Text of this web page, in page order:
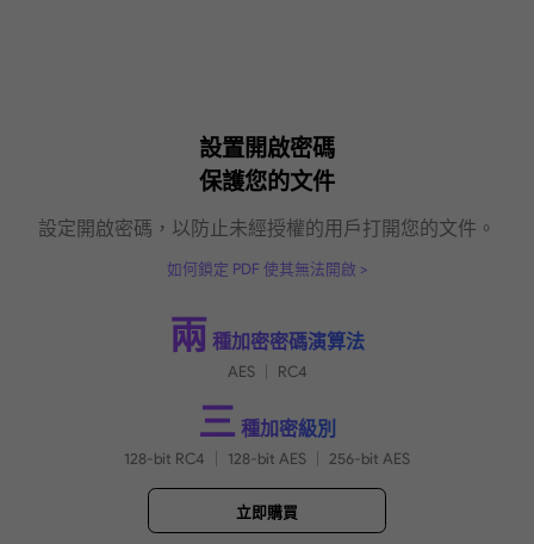
設置開啟密碼
保護您的文件
設定開啟密碼，以防止未經授權的用戶打開您